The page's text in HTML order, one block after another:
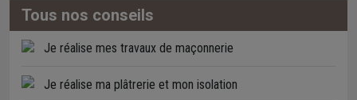
Tous nos conseils
Je réalise mes travaux de maçonnerie
Je réalise ma plâtrerie et mon isolation